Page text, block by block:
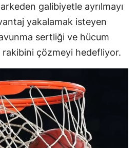
galibiyetle ayrılmayı
yakalamak isteyen
sertliği ve hücum
rakibini çözmeyi hedefliyor.